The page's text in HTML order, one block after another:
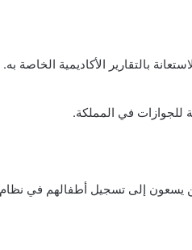
بالتقارير الأكاديمية الخاصة به.
للجوازات في المملكة.
يسعون إلى تسجيل أطفالهم في